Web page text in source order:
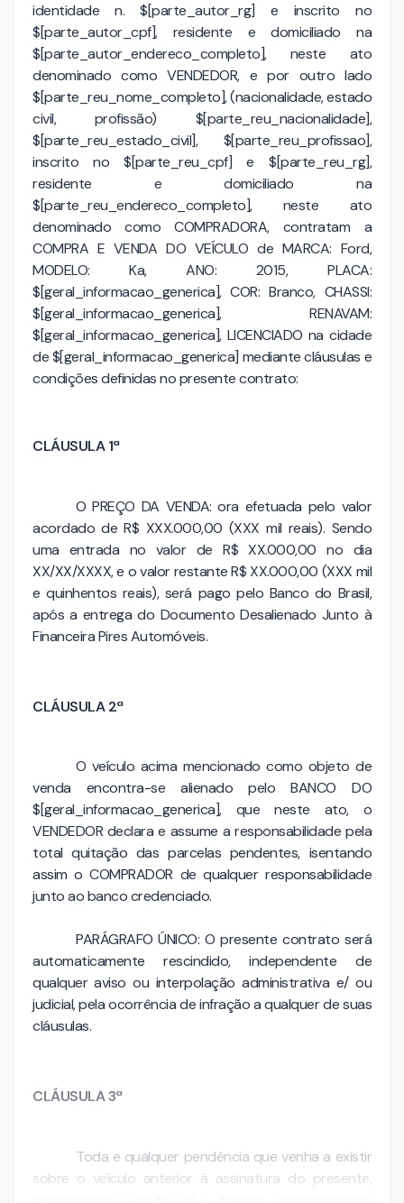
identidade n. $[parte_autor_rg] e inscrito no
$[parte_autor_cpf], residente e domiciliado na
$[parte_autor_endereco_completo], neste ato
denominado como VENDEDOR, e por outro lado
$[parte_reu_nome_completo], (nacionalidade, estado
civil, profissão) $[parte_reu_nacionalidade],
$[parte_reu_estado_civil], $[parte_reu_profissao],
inscrito no $[parte_reu_cpf] e $[parte_reu_rg],
residente e domiciliado na
$[parte_reu_endereco_completo], neste ato
denominado como COMPRADORA, contratam a
COMPRA E VENDA DO VEÍCULO de MARCA: Ford,
MODELO: Ka, ANO: 2015, PLACA:
$[geral_informacao_generica], COR: Branco, CHASSI:
$[geral_informacao_generica], RENAVAM:
$[geral_informacao_generica], LICENCIADO na cidade
de $[geral_informacao_generica] mediante cláusulas e
condições definidas no presente contrato:
CLÁUSULA 1ª
O PREÇO DA VENDA: ora efetuada pelo valor
acordado de R$ XXX.000,00 (XXX mil reais). Sendo
uma entrada no valor de R$ XX.000,00 no dia
XX/XX/XXXX, e o valor restante R$ XX.000,00 (XXX mil
e quinhentos reais), será pago pelo Banco do Brasil,
após a entrega do Documento Desalienado Junto à
Financeira Pires Automóveis.
CLÁUSULA 2ª
O veículo acima mencionado como objeto de
venda encontra-se alienado pelo BANCO DO
$[geral_informacao_generica], que neste ato, o
VENDEDOR declara e assume a responsabilidade pela
total quitação das parcelas pendentes, isentando
assim o COMPRADOR de qualquer responsabilidade
junto ao banco credenciado.
PARÁGRAFO ÚNICO: O presente contrato será
automaticamente rescindido, independente de
qualquer aviso ou interpolação administrativa e/ ou
judicial, pela ocorrência de infração a qualquer de suas
cláusulas.
CLÁUSULA 3ª
Toda e qualquer pendência que venha a existir
sobre o veículo anterior à assinatura do presente,